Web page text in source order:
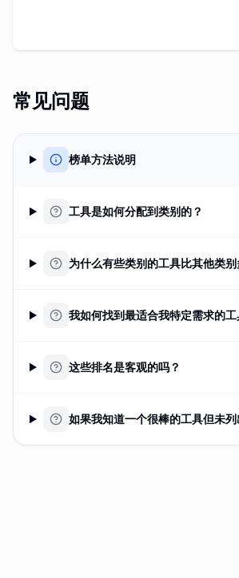
常见问题
榜单方法说明
工具是如何分配到类别的？
为什么有些类别的工具比其他类别
我如何找到最适合我特定需求的工
这些排名是客观的吗？
如果我知道一个很棒的工具但未列